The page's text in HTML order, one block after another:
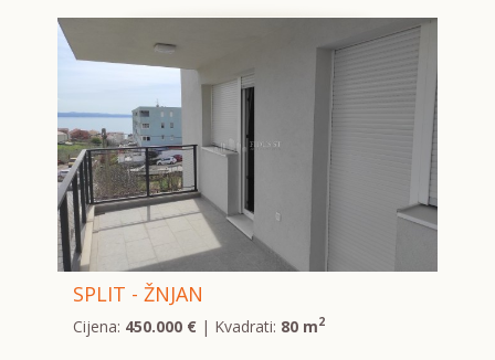
SPLIT - ŽNJAN
Cijena: 450.000 €| Kvadrati: 80 m2